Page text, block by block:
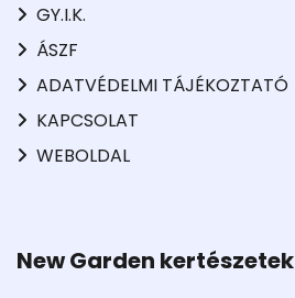
GY.I.K.
ÁSZF
ADATVÉDELMI TÁJÉKOZTATÓ
KAPCSOLAT
WEBOLDAL
New Garden kertészetek